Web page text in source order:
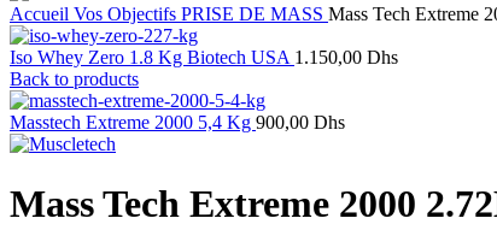
Accueil Vos Objectifs PRISE DE MASS Mass Tech Extreme
Iso Whey Zero 1.8 Kg Biotech USA 1.150,00 Dhs
Back to products
Masstech Extreme 2000 5,4 Kg 900,00 Dhs
Mass Tech Extreme 2000